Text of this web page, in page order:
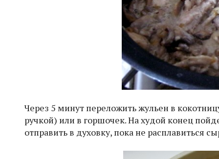
Через 5 минут переложить жульен в
ручкой) или в горшочек. На худой конец
отправить в духовку, пока не расплавиться